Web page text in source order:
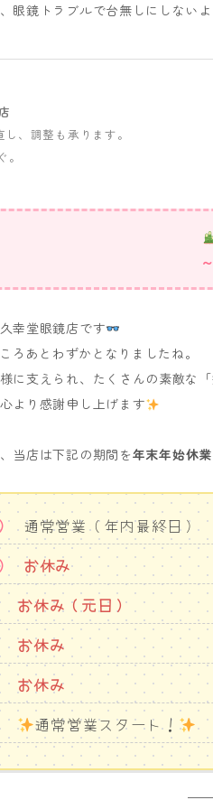
眼鏡トラブルで台無しにしない
、調整も承ります。
幸堂眼鏡店です
ろあとわずかとなりましたね。
に支えられ、たくさんの素敵な
より感謝申し上げます
当店は下記の期間を年末年始休業
通常営業（年内最終日）
お休み
お休み（元日）
お休み
お休み
通常営業スタート！